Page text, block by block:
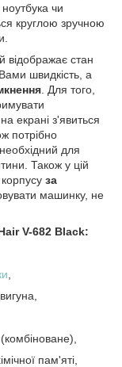
чи
круглою зручною
відображає стан
швидкість, а
. Для того,
на екрані з'явиться
потрібно
для
Також у цій
за
машинку, не
V-682 Black:
пам'яті,